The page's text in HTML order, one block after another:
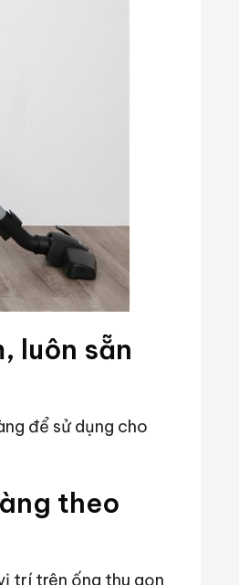
luôn sẵn
để sử dụng cho
theo
trí trên ống thu gọn